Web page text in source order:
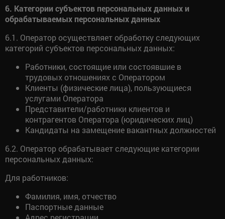
6. Категории субъектов персональных данных и
обрабатываемых персональных данных
6.1. Оператор осуществляет обработку следующих
категорий субъектов персональных данных:
Работники, состоящие или состоявшие в
трудовых отношениях с Оператором
Клиенты (физические лица), пользующиеся
услугами Оператора
Представители/работники клиентов и
контрагентов Оператора (юридических лиц)
Кандидаты на замещение вакантных должностей
6.2. Оператор обрабатывает следующие категории
персональных данных:
Для работников:
Фамилия, имя, отчество
Паспортные данные